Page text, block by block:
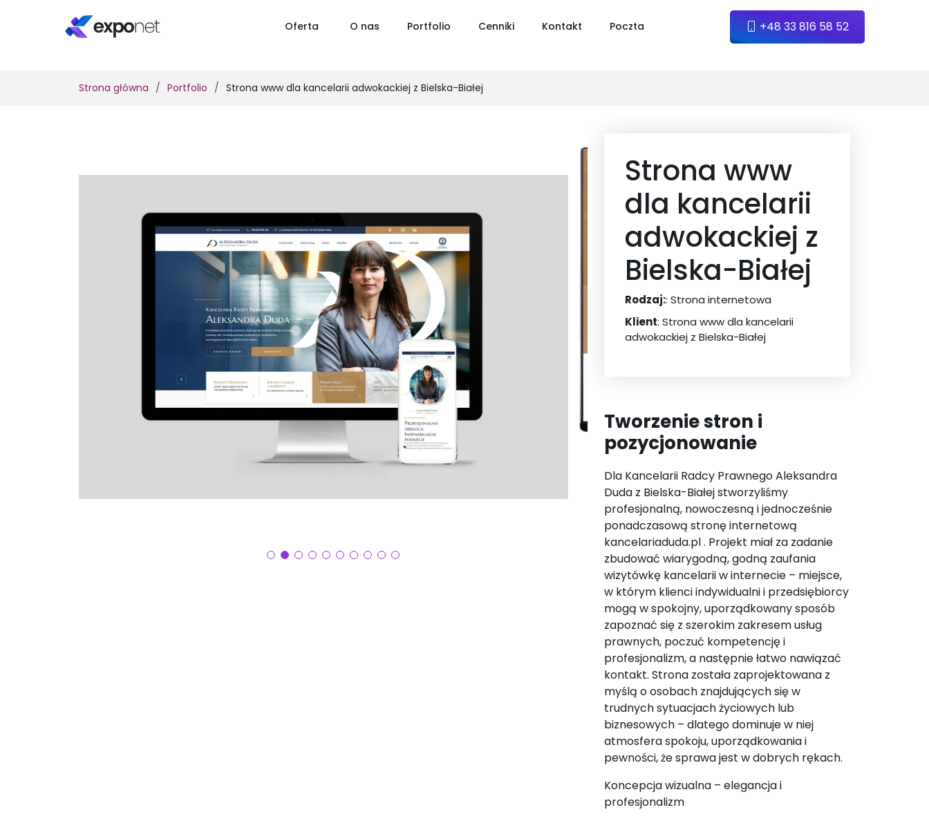
Oferta O nas Portfolio Cenniki Kontakt Poczta +48 33 816 58 52
Strona główna Portfolio Strona www dla kancelarii adwokackiej z Bielska-Białej
Strona www
dla kancelarii
adwokackiej z
Bielska-Białej
Rodzaj:: Strona internetowa
Klient: Strona www dla kancelarii
adwokackiej z Bielska-Białej
Tworzenie stron i
pozycjonowanie
Dla Kancelarii Radcy Prawnego Aleksandra
Duda z Bielska-Białej stworzyliśmy
profesjonalną, nowoczesną i jednocześnie
ponadczasową stronę internetową
kancelariaduda.pl . Projekt miał za zadanie
zbudować wiarygodną, godną zaufania
wizytówkę kancelarii w internecie – miejsce,
w którym klienci indywidualni i przedsiębiorcy
mogą w spokojny, uporządkowany sposób
zapoznać się z szerokim zakresem usług
prawnych, poczuć kompetencję i
profesjonalizm, a następnie łatwo nawiązać
kontakt. Strona została zaprojektowana z
myślą o osobach znajdujących się w
trudnych sytuacjach życiowych lub
biznesowych – dlatego dominuje w niej
atmosfera spokoju, uporządkowania i
pewności, że sprawa jest w dobrych rękach.
Koncepcja wizualna – elegancja i
profesjonalizm